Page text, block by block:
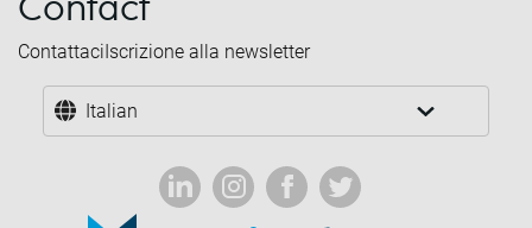
Contact
ContattaciIscrizione alla newsletter
Italian